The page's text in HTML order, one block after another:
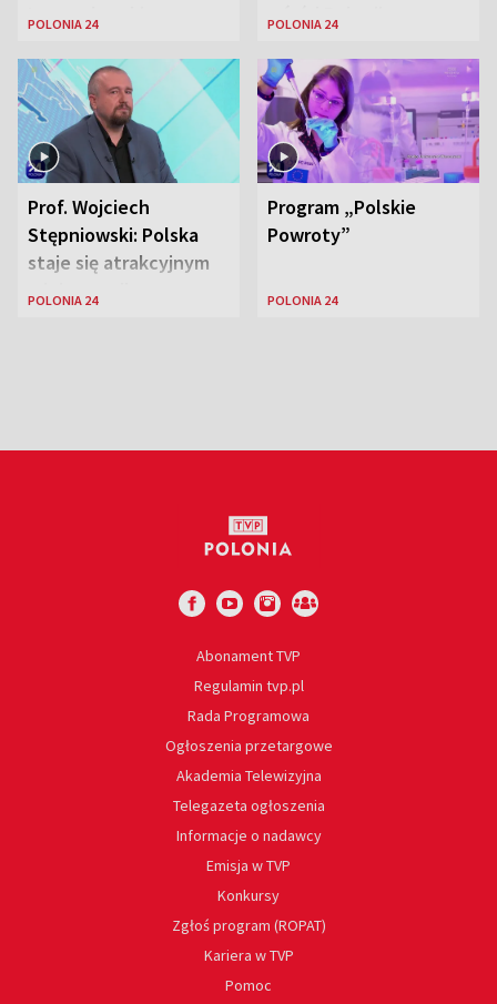
Lewandowskiego w
Zjednoczonych
POLONIA 24
wśród Polonii
POLONIA 24
Prof. Wojciech
Stępniowski: Polska
staje się atrakcyjnym
miejscem dla
POLONIA 24
Program „Polskie
Powroty”
POLONIA 24
Abonament TVP
Regulamin tvp.pl
Rada Programowa
Ogłoszenia przetargowe
Akademia Telewizyjna
Telegazeta ogłoszenia
Informacje o nadawcy
Emisja w TVP
Konkursy
Zgłoś program (ROPAT)
Kariera w TVP
Pomoc